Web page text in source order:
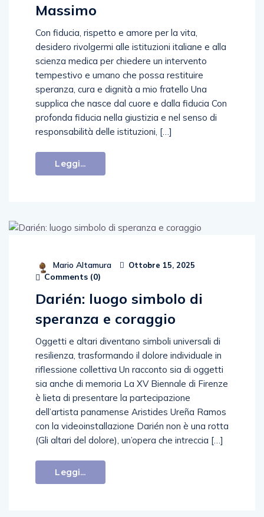
Massimo
Con fiducia, rispetto e amore per la vita,
desidero rivolgermi alle istituzioni italiane e alla
scienza medica per chiedere un intervento
tempestivo e umano che possa restituire
speranza, cura e dignità a mio fratello Una
supplica che nasce dal cuore e dalla fiducia Con
profonda fiducia nella giustizia e nel senso di
responsabilità delle istituzioni, […]
Leggi...
Mario Altamura Ottobre 15, 2025
Comments (0)
Darién: luogo simbolo di
speranza e coraggio
Oggetti e altari diventano simboli universali di
resilienza, trasformando il dolore individuale in
riflessione collettiva Un racconto sia di oggetti
sia anche di memoria La XV Biennale di Firenze
è lieta di presentare la partecipazione
dell’artista panamense Aristides Ureña Ramos
con la videoinstallazione Darién non è una rotta
(Gli altari del dolore), un’opera che intreccia […]
Leggi...